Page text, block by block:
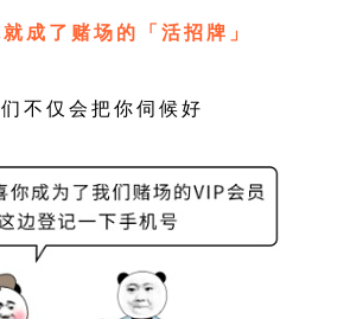
成了赌场的「活招牌」
不仅会把你伺候好